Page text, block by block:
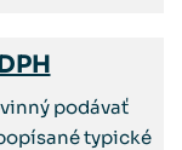
podávať
typické